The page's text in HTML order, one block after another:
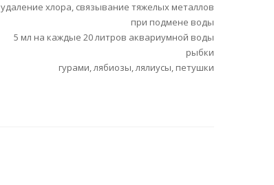
удаление хлора, связывание тяжелых металлов
при подмене воды
5 мл на каждые 20 литров аквариумной воды
рыбки
гурами, лябиозы, лялиусы, петушки